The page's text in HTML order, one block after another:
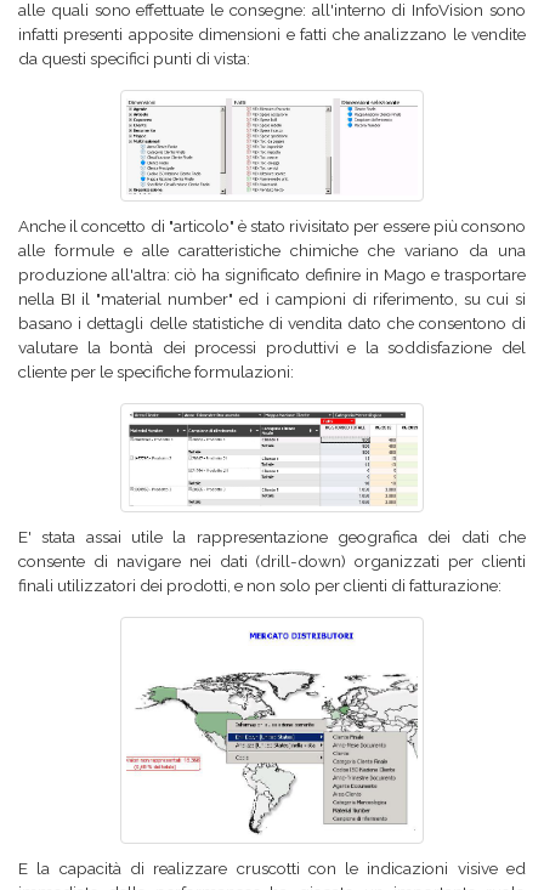
alle quali sono effettuate le consegne: all'interno di InfoVision sono
infatti presenti apposite dimensioni e fatti che analizzano le vendite
da questi specifici punti di vista:
Anche il concetto di "articolo" è stato rivisitato per essere più consono
alle formule e alle caratteristiche chimiche che variano da una
produzione all'altra: ciò ha significato definire in Mago e trasportare
nella BI il "material number" ed i campioni di riferimento, su cui si
basano i dettagli delle statistiche di vendita dato che consentono di
valutare la bontà dei processi produttivi e la soddisfazione del
cliente per le specifiche formulazioni:
E' stata assai utile la rappresentazione geografica dei dati che
consente di navigare nei dati (drill-down) organizzati per clienti
finali utilizzatori dei prodotti, e non solo per clienti di fatturazione:
E la capacità di realizzare cruscotti con le indicazioni visive ed